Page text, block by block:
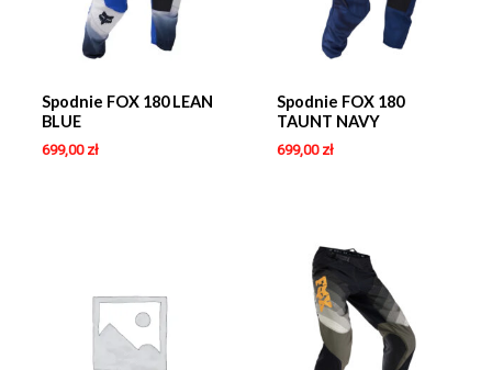
Spodnie FOX 180 LEAN
BLUE
699,00 zł
Spodnie FOX 180
TAUNT NAVY
699,00 zł